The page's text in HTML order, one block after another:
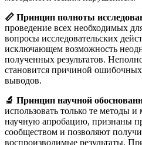
📏 Принцип полноты
проведение всех необходимых
вопросы исследовательских
исключающем возможность
полученных результатов.
становится причиной
выводов.
🔬 Принцип научной
использовать только те методы
научную апробацию, признаны
сообществом и позволяют
воспроизводимые результаты.